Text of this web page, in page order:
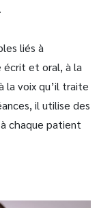
liés à
écrit et oral, à la
la voix qu’il traite
il utilise des
chaque patient